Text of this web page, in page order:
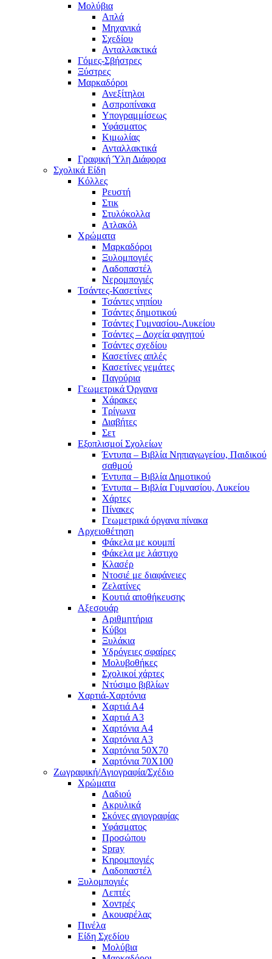
Μολύβια
Απλά
Μηχανικά
Σχεδίου
Ανταλλακτικά
Γόμες-Σβήστρες
Ξύστρες
Μαρκαδόροι
Ανεξίτηλοι
Ασπροπίνακα
Υπογραμμίσεως
Υφάσματος
Κιμωλίας
Ανταλλακτικά
Γραφική Ύλη Διάφορα
Σχολικά Είδη
Κόλλες
Ρευστή
Στικ
Στυλόκολλα
Ατλακόλ
Χρώματα
Μαρκαδόροι
Ξυλομπογιές
Λαδοπαστέλ
Νερομπογιές
Τσάντες-Κασετίνες
Τσάντες νηπίου
Τσάντες δημοτικού
Τσάντες Γυμνασίου-Λυκείου
Τσάντες – Δοχεία φαγητού
Τσάντες σχεδίου
Κασετίνες απλές
Κασετίνες γεμάτες
Παγούρια
Γεωμετρικά Όργανα
Χάρακες
Τρίγωνα
Διαβήτες
Σετ
Εξοπλισμοί Σχολείων
Έντυπα – Βιβλία Νηπιαγωγείου, Παιδικού
σαθμού
Έντυπα – Βιβλία Δημοτικού
Έντυπα – Βιβλία Γυμνασίου, Λυκείου
Χάρτες
Πίνακες
Γεωμετρικά όργανα πίνακα
Αρχειοθέτηση
Φάκελα με κουμπί
Φάκελα με λάστιχο
Κλασέρ
Ντοσιέ με διαφάνειες
Ζελατίνες
Κουτιά αποθήκευσης
Αξεσουάρ
Αριθμητήρια
Κύβοι
Ξυλάκια
Υδρόγειες σφαίρες
Μολυβοθήκες
Σχολικοί χάρτες
Ντύσιμο βιβλίων
Χαρτιά-Χαρτόνια
Χαρτιά Α4
Χαρτιά Α3
Χαρτόνια Α4
Χαρτόνια Α3
Χαρτόνια 50Χ70
Χαρτόνια 70Χ100
Ζωγραφική/Αγιογραφία/Σχέδιο
Χρώματα
Λαδιού
Ακρυλικά
Σκόνες αγιογραφίας
Υφάσματος
Προσώπου
Spray
Κηρομπογιές
Λαδοπαστέλ
Ξυλομπογιές
Λεπτές
Χοντρές
Ακουαρέλας
Πινέλα
Είδη Σχεδίου
Μολύβια